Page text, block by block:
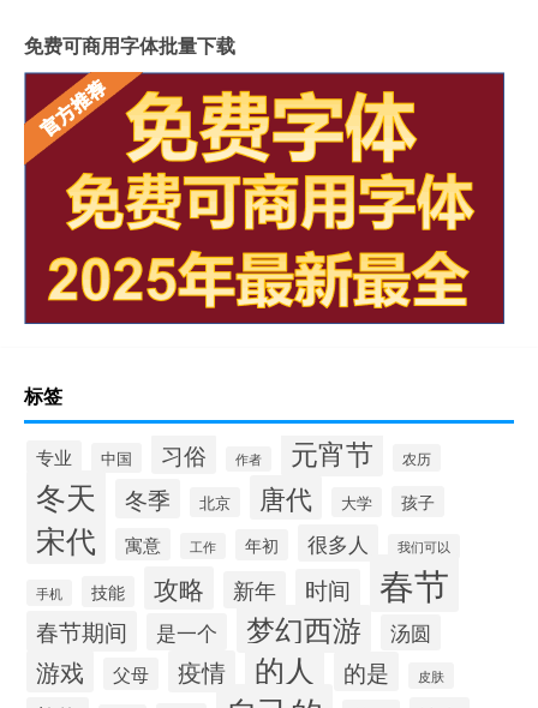
免费可商用字体批量下载
标签
专业 中国 习俗 作者 元宵节 农历
冬天 冬季 北京 唐代 大学 孩子
宋代 寓意 工作 年初 很多人 我们可以
手机 技能 攻略 新年 时间 春节
春节期间 是一个 梦幻西游 汤圆
游戏 父母 疫情 的人 的是 皮肤